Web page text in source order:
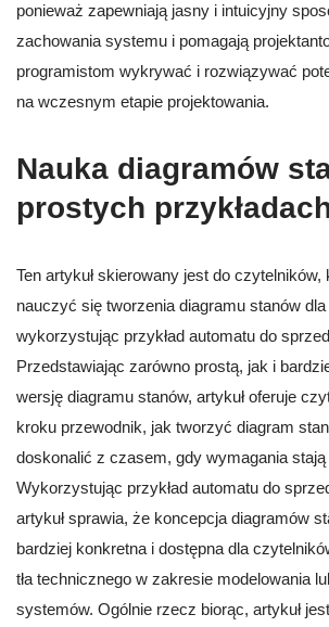
ponieważ zapewniają jasny i intuicyjny
zachowania systemu i pomagają
programistom wykrywać i rozwiązywać
na wczesnym etapie projektowania.
Nauka diagramów
prostych
Ten artykuł skierowany jest do
nauczyć się tworzenia diagramu stanów
wykorzystując przykład automatu do
Przedstawiając zarówno prostą, jak i
wersję diagramu stanów, artykuł oferuje
kroku przewodnik, jak tworzyć diagram
doskonalić z czasem, gdy wymagania
Wykorzystując przykład automatu do
artykuł sprawia, że koncepcja diagramów
bardziej konkretna i dostępna dla
tła technicznego w zakresie modelowania
systemów. Ogólnie rzecz biorąc, artykuł